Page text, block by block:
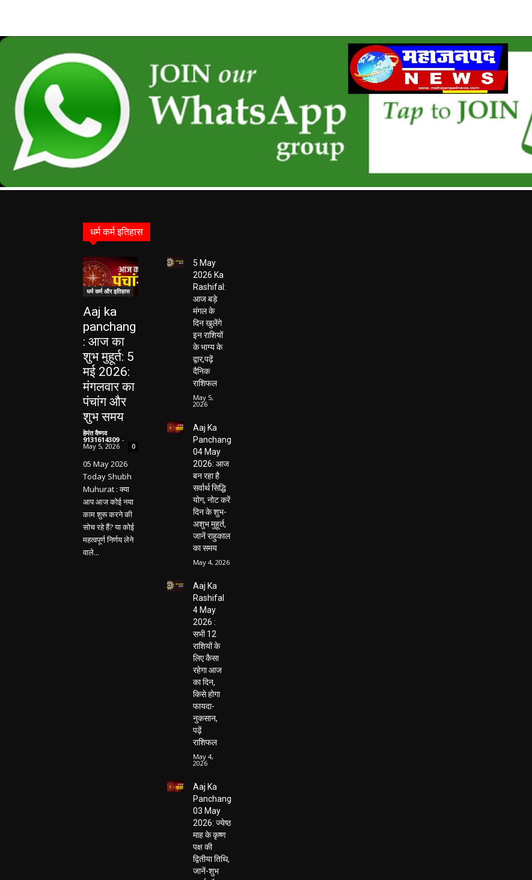
धर्म कर्म इतिहास
धर्म कर्म और इतिहास
Aaj ka
panchang
: आज का
शुभ मुहूर्त: 5
मई 2026:
मंगलवार का
पंचांग और
शुभ समय
हेमंत वैष्णव
9131614309 -
May 5, 2026 0
05 May 2026
Today Shubh
Muhurat : क्या
आप आज कोई नया
काम शुरू करने की
सोच रहे हैं? या कोई
महत्वपूर्ण निर्णय लेने
वाले...
5 May
2026 Ka
Rashifal:
आज बड़े
मंगल के
दिन खुलेंगे
इन राशियों
के भाग्य के
द्वार,पढ़ें
दैनिक
राशिफल
May 5,
2026
Aaj Ka
Panchang
04 May
2026: आज
बन रहा है
सर्वार्थ सिद्धि
योग, नोट करें
दिन के शुभ-
अशुभ मुहूर्त,
जानें राहुकाल
का समय
May 4, 2026
Aaj Ka
Rashifal
4 May
2026 :
सभी 12
राशियों के
लिए कैसा
रहेगा आज
का दिन,
किसे होगा
फायदा-
नुकसान,
पढ़ें
राशिफल
May 4,
2026
Aaj Ka
Panchang
03 May
2026: ज्येष्ठ
माह के कृष्ण
पक्ष की
द्वितीया तिथि,
जानें-शुभ